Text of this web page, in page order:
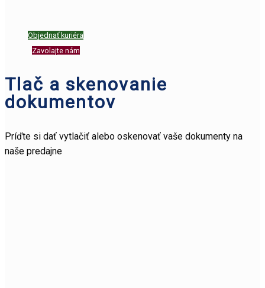
Objednať kuriéra
Zavolajte nám
Tlač a skenovanie
dokumentov
Príďte si dať vytlačiť alebo oskenovať vaše dokumenty na
naše predajne